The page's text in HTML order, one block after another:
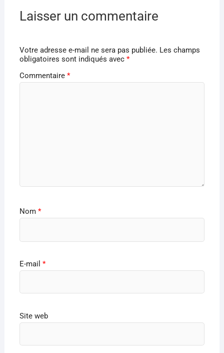
Laisser un commentaire
Votre adresse e-mail ne sera pas publiée. Les champs
obligatoires sont indiqués avec *
Commentaire *
Nom *
E-mail *
Site web